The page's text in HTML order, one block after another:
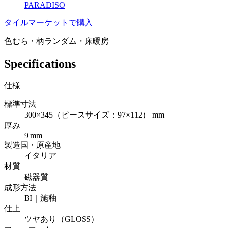
PARADISO
タイルマーケットで購入
色むら・柄ランダム・床暖房
Specifications
仕様
標準寸法
300×345（ピースサイズ：97×112） mm
厚み
9 mm
製造国・原産地
イタリア
材質
磁器質
成形方法
BI｜施釉
仕上
ツヤあり（GLOSS）